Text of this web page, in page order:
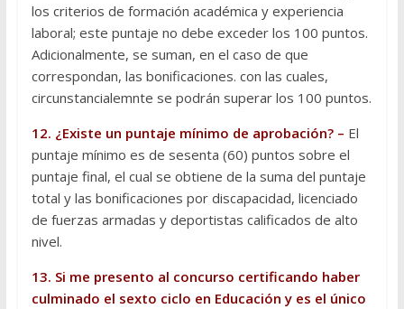
los criterios de formación académica y experiencia
laboral; este puntaje no debe exceder los 100 puntos.
Adicionalmente, se suman, en el caso de que
correspondan, las bonificaciones. con las cuales,
circunstancialemnte se podrán superar los 100 puntos.
12. ¿Existe un puntaje mínimo de aprobación? – El
puntaje mínimo es de sesenta (60) puntos sobre el
puntaje final, el cual se obtiene de la suma del puntaje
total y las bonificaciones por discapacidad, licenciado
de fuerzas armadas y deportistas calificados de alto
nivel.
13. Si me presento al concurso certificando haber
culminado el sexto ciclo en Educación y es el único